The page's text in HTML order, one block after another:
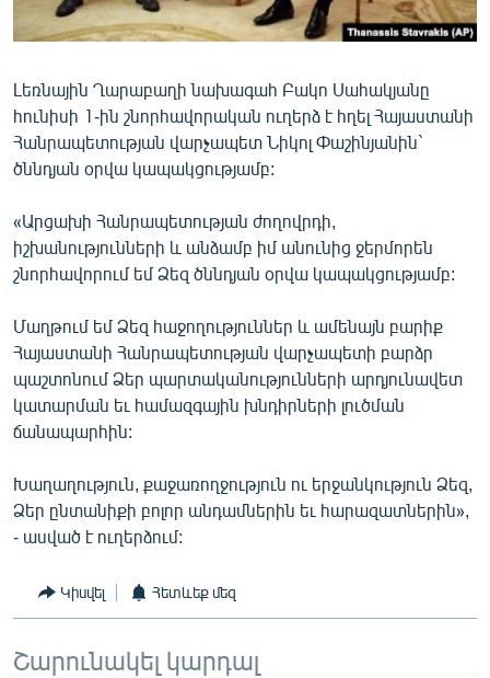
ՄԵԿՆԱԲԱՆՈՒԹՅՈՒՆ
ԿՈՐՈՆԱՎԻՐՈՒՍ
ԱՐԽԻՎ
ՏԵՍԱՆՅՈՒԹԵՐ
ՁԳՏԵԼՈՎ ԼԱՎԱԳՈՒՅՆԻՆ
ՓՈԴՔԱՍԹ
Հայերեն
English
Русский
ՀԵՏԵՎԵՔ ՄԵԶ
Լեռնային Ղարաբաղի նախագահ Բակո Սահակյանը
հունիսի 1-ին շնորհավորական ուղերձ է հղել Հայաստանի
Հանրապետության վարչապետ Նիկոլ Փաշինյանին`
ծննդյան օրվա կապակցությամբ:
«Արցախի Հանրապետության ժողովրդի,
իշխանությունների և անձամբ իմ անունից ջերմորեն
շնորհավորում եմ Ձեզ ծննդյան օրվա կապակցությամբ:
Մաղթում եմ Ձեզ հաջողություններ և ամենայն բարիք
Հայաստանի Հանրապետության վարչապետի բարձր
պաշտոնում Ձեր պարտականությունների արդյունավետ
կատարման եւ համազգային խնդիրների լուծման
ճանապարհին:
Խաղաղություն, քաջառողջություն ու երջանկություն Ձեզ,
Ձեր ընտանիքի բոլոր անդամներին եւ հարազատներին»,
- ասված է ուղերձում:
Կիսվել Հետևեք մեզ
Շարունակել կարդալ